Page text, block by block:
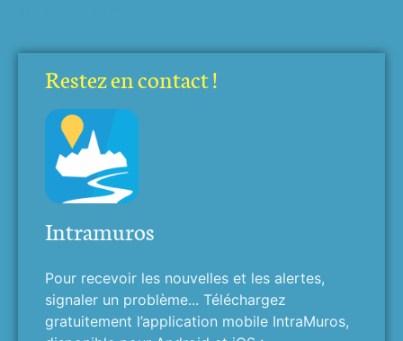
Restez en contact !
Intramuros
Pour recevoir les nouvelles et les alertes,
signaler un problème... Téléchargez
gratuitement l’application mobile IntraMuros,